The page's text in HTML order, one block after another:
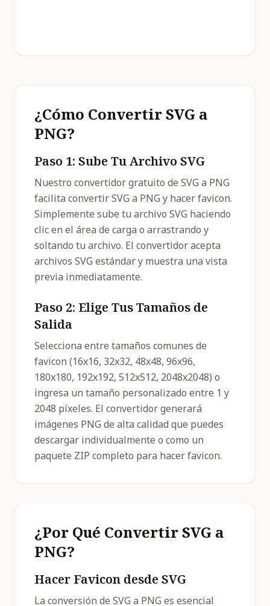
¿Cómo Convertir SVG a
PNG?
Paso 1: Sube Tu Archivo SVG
Nuestro convertidor gratuito de SVG a PNG
facilita convertir SVG a PNG y hacer favicon.
Simplemente sube tu archivo SVG haciendo
clic en el área de carga o arrastrando y
soltando tu archivo. El convertidor acepta
archivos SVG estándar y muestra una vista
previa inmediatamente.
Paso 2: Elige Tus Tamaños de
Salida
Selecciona entre tamaños comunes de
favicon (16x16, 32x32, 48x48, 96x96,
180x180, 192x192, 512x512, 2048x2048) o
ingresa un tamaño personalizado entre 1 y
2048 píxeles. El convertidor generará
imágenes PNG de alta calidad que puedes
descargar individualmente o como un
paquete ZIP completo para hacer favicon.
¿Por Qué Convertir SVG a
PNG?
Hacer Favicon desde SVG
La conversión de SVG a PNG es esencial